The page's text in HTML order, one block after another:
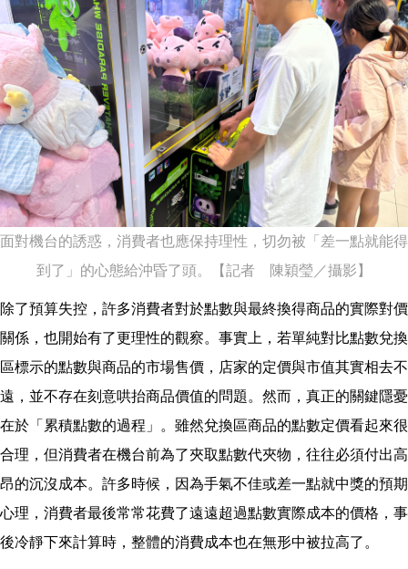
面對機台的誘惑，消費者也應保持理性，切勿被「差一點就能得
到了」的心態給沖昏了頭。【記者 陳穎瑩／攝影】
除了預算失控，許多消費者對於點數與最終換得商品的實際對價
關係，也開始有了更理性的觀察。事實上，若單純對比點數兌換
區標示的點數與商品的市場售價，店家的定價與市值其實相去不
遠，並不存在刻意哄抬商品價值的問題。然而，真正的關鍵隱憂
在於「累積點數的過程」。雖然兌換區商品的點數定價看起來很
合理，但消費者在機台前為了夾取點數代夾物，往往必須付出高
昂的沉沒成本。許多時候，因為手氣不佳或差一點就中獎的預期
心理，消費者最後常常花費了遠遠超過點數實際成本的價格，事
後冷靜下來計算時，整體的消費成本也在無形中被拉高了。